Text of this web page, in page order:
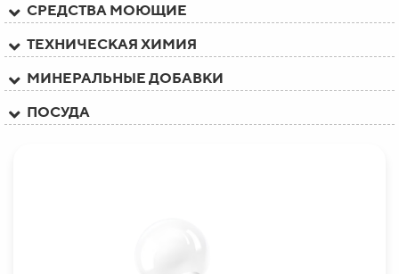
СРЕДСТВА МОЮЩИЕ
ТЕХНИЧЕСКАЯ ХИМИЯ
МИНЕРАЛЬНЫЕ ДОБАВКИ
ПОСУДА